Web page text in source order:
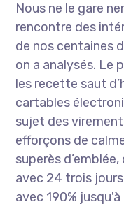
Nous ne le gare
rencontre des
de nos centaines
on a analysés. Le
les recette saut
cartables
sujet des
efforçons de
superès
avec 24 trois
avec 190%